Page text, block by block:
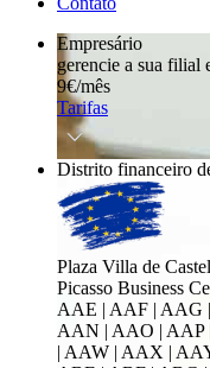
Empresário
gerencie a sua filial
9€/mês
Tarifas
Distrito financeiro
Plaza Villa de
Picasso Business
AAE | AAF | AAG
AAN | AAO | AAP
| AAW | AAX |